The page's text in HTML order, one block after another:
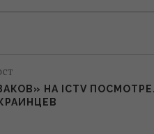
НА ICTV